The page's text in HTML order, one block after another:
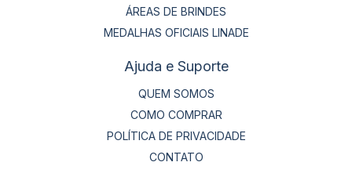
ÁREAS DE BRINDES
MEDALHAS OFICIAIS LINADE
Ajuda e Suporte
QUEM SOMOS
COMO COMPRAR
POLÍTICA DE PRIVACIDADE
CONTATO